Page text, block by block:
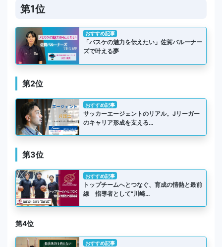
第1位
おすすめ記事
「バスケの魅力を伝えたい」佐賀バルーナー
ズで叶える夢
第2位
おすすめ記事
サッカーエージェントのリアル。Jリーガー
のキャリア形成を支える…
第3位
おすすめ記事
トップチームへとつなぐ、育成の情熱と最前
線 指導者として“川崎…
第4位
おすすめ記事